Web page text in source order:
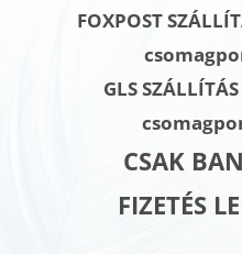
FOXPOST
GLS SZÁLLÍTÁS
CSAK
FIZETÉS